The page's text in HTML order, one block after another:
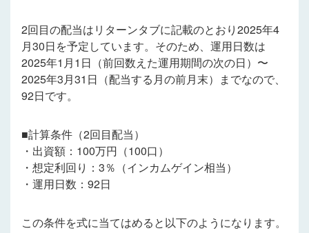
2回目の配当はリターンタブに記載のとおり2025年4
月30日を予定しています。そのため、運用日数は
2025年1月1日（前回数えた運用期間の次の日）〜
2025年3月31日（配当する月の前月末）までなので、
92日です。
■計算条件（2回目配当）
・出資額：100万円（100口）
・想定利回り：3％（インカムゲイン相当）
・運用日数：92日
この条件を式に当てはめると以下のようになります。